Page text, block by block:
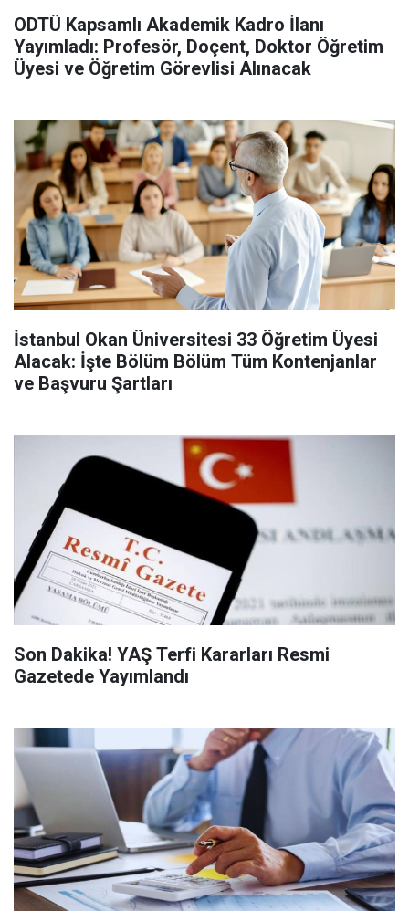
ODTÜ Kapsamlı Akademik Kadro İlanı
Yayımladı: Profesör, Doçent, Doktor Öğretim
Üyesi ve Öğretim Görevlisi Alınacak
İstanbul Okan Üniversitesi 33 Öğretim Üyesi
Alacak: İşte Bölüm Bölüm Tüm Kontenjanlar
ve Başvuru Şartları
Son Dakika! YAŞ Terfi Kararları Resmi
Gazetede Yayımlandı